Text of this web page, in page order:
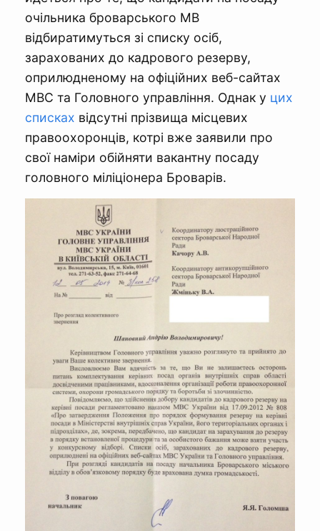
очільника броварського МВ
відбиратимуться зі списку осіб,
зарахованих до кадрового резерву,
оприлюдненому на офіційних веб-сайтах
МВС та Головного управління. Однак у цих
списках відсутні прізвища місцевих
правоохоронців, котрі вже заявили про
свої наміри обійняти вакантну посаду
головного міліціонера Броварів.